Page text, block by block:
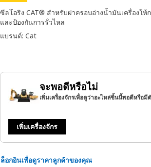
ซีลโอริง CAT® สำหรับฝาครอบอ่างน้ำมันเครื่องให้
และป้องกันการรั่วไหล
แบรนด์: Cat
จะพอดีหรือไม่
เพิ่มเครื่องจักรเพื่อดูว่าอะไหล่ชิ้นนี้พอดีหรือมี
เพิ่มเครื่องจักร
ล็อกอินเพื่อดูราคาลูกค้าของคุณ